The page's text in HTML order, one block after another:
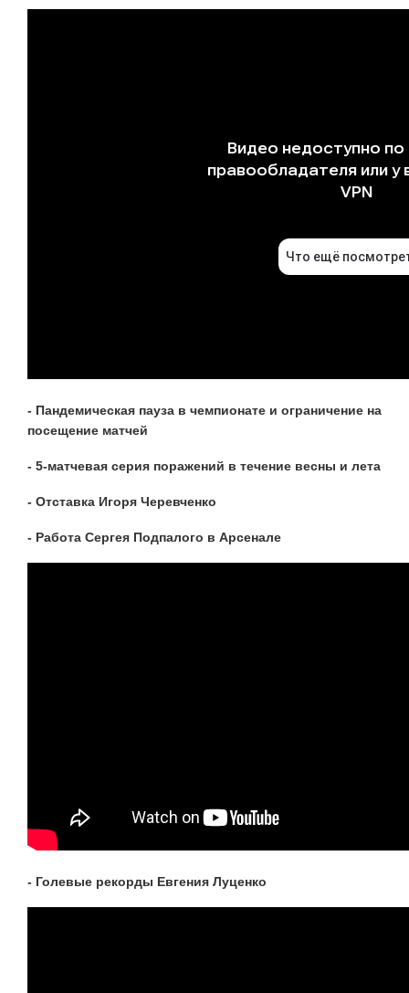
- Пандемическая пауза в чемпионате и ограничение на
посещение матчей
- 5-матчевая серия поражений в течение весны и лета
- Отставка Игоря Черевченко
- Работа Сергея Подпалого в Арсенале
- Голевые рекорды Евгения Луценко